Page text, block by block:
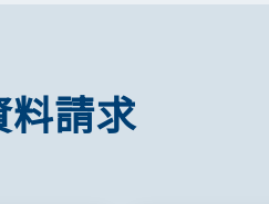
料請求